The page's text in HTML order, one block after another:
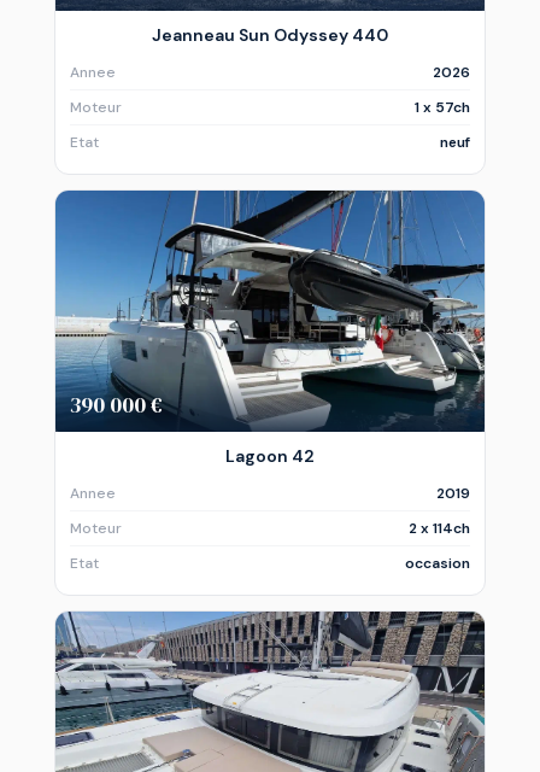
Jeanneau Sun Odyssey 440
Annee
2026
Moteur
1 x 57ch
Etat
neuf
390 000 €
Lagoon 42
Annee
2019
Moteur
2 x 114ch
Etat
occasion